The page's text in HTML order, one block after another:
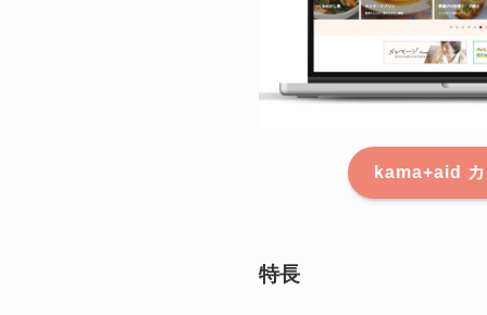
kama+aid
特長